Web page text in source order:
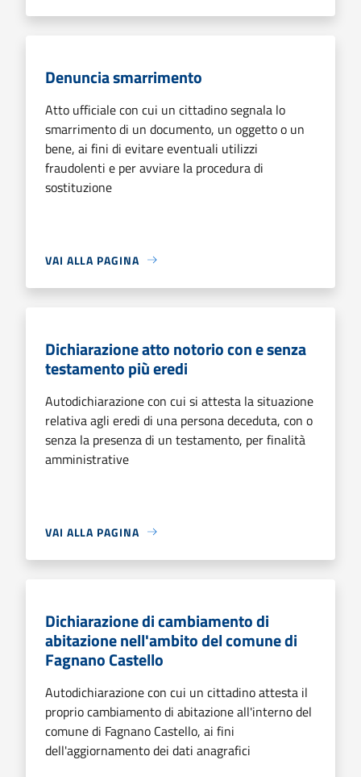
Denuncia smarrimento
Atto ufficiale con cui un cittadino segnala lo
smarrimento di un documento, un oggetto o un
bene, ai fini di evitare eventuali utilizzi
fraudolenti e per avviare la procedura di
sostituzione
VAI ALLA PAGINA
Dichiarazione atto notorio con e senza
testamento più eredi
Autodichiarazione con cui si attesta la situazione
relativa agli eredi di una persona deceduta, con o
senza la presenza di un testamento, per finalità
amministrative
VAI ALLA PAGINA
Dichiarazione di cambiamento di
abitazione nell'ambito del comune di
Fagnano Castello
Autodichiarazione con cui un cittadino attesta il
proprio cambiamento di abitazione all'interno del
comune di Fagnano Castello, ai fini
dell'aggiornamento dei dati anagrafici